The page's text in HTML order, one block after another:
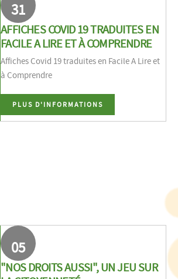
31
AFFICHES COVID 19 TRADUITES EN
FACILE A LIRE ET À COMPRENDRE
Affiches Covid 19 traduites en Facile A Lire et
à Comprendre
PLUS D'INFORMATIONS
05
"NOS DROITS AUSSI", UN JEU SUR